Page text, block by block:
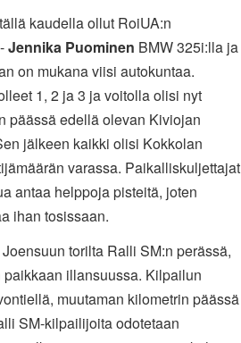
kaudella ollut RoiUA:n
Jennika Puominen BMW 325i:lla ja
on mukana viisi autokuntaa.
1, 2 ja 3 ja voitolla olisi nyt
päässä edellä olevan Kiviojan
jälkeen kaikki olisi Kokkolan
varassa. Paikalliskuljettajat
antaa helppoja pisteitä, joten
ihan tosissaan.
torilta Ralli SM:n perässä,
illansuussa. Kilpailun
muutaman kilometrin päässä
SM-kilpailijoita odotetaan